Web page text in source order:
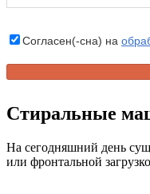
Согласен(-сна) на
Стиральные
На сегодняшний день
или фронтальной